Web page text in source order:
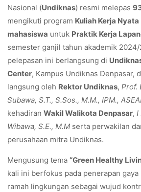
Nasional (Undiknas) resmi melepas
mengikuti program Kuliah Kerja Nyata
mahasiswa untuk Praktik Kerja
semester ganjil tahun akademik
pelepasan ini berlangsung di
Center, Kampus Undiknas Denpasar,
langsung oleh Rektor Undiknas, Prof.
Subawa, S.T., S.Sos., M.M., IPM.,
kehadiran Wakil Walikota Denpasar, I
Wibawa, S.E., M.M serta perwakilan
perusahaan mitra Undiknas.
Mengusung tema “Green Healthy
kali ini berfokus pada penerapan
ramah lingkungan sebagai wujud